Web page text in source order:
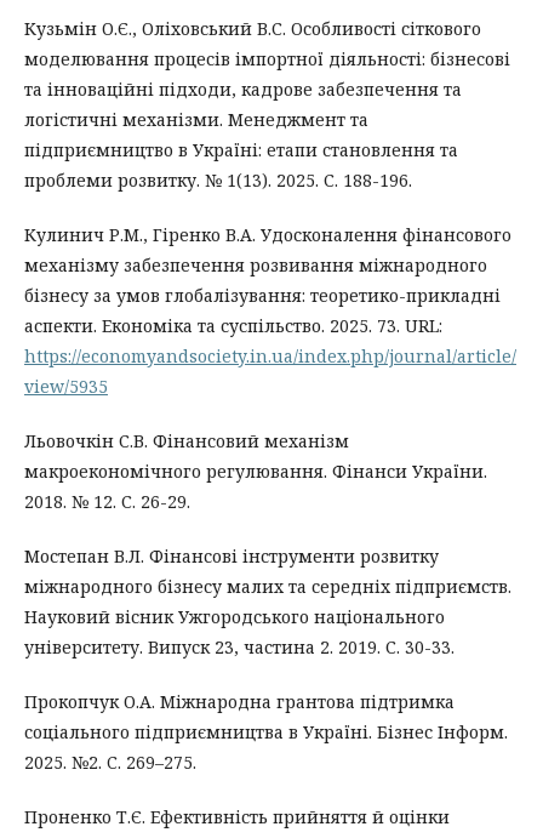
Кузьмін О.Є., Оліховський В.С. Особливості сіткового
моделювання процесів імпортної діяльності: бізнесові
та інноваційні підходи, кадрове забезпечення та
логістичні механізми. Менеджмент та
підприємництво в Україні: етапи становлення та
проблеми розвитку. № 1(13). 2025. С. 188-196.
Кулинич Р.М., Гіренко В.А. Удосконалення фінансового
механізму забезпечення розвивання міжнародного
бізнесу за умов глобалізування: теоретико-прикладні
аспекти. Економіка та суспільство. 2025. 73. URL:
https://economyandsociety.in.ua/index.php/journal/article/
view/5935
Льовочкін С.В. Фінансовий механізм
макроекономічного регулювання. Фінанси України.
2018. № 12. С. 26-29.
Мостепан В.Л. Фінансові інструменти розвитку
міжнародного бізнесу малих та середніх підприємств.
Науковий вісник Ужгородського національного
університету. Випуск 23, частина 2. 2019. С. 30-33.
Прокопчук О.А. Міжнародна грантова підтримка
соціального підприємництва в Україні. Бізнес Інформ.
2025. №2. C. 269–275.
Проненко Т.Є. Ефективність прийняття й оцінки